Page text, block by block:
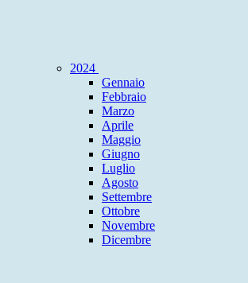
2024
Gennaio
Febbraio
Marzo
Aprile
Maggio
Giugno
Luglio
Agosto
Settembre
Ottobre
Novembre
Dicembre